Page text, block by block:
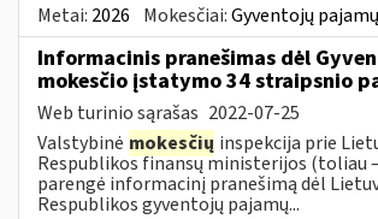
Metai: 2026 Mokesčiai:Gyventojų
Informacinis pranešimas dėl
mokesčio įstatymo 34 straipsnio
Web turinio sąrašas 2022-07-25
Valstybinė mokesčių inspekcija prie
Respublikos finansų ministerijos (toliau
parengė informacinį pranešimą dėl
Respublikos gyventojų pajamų...